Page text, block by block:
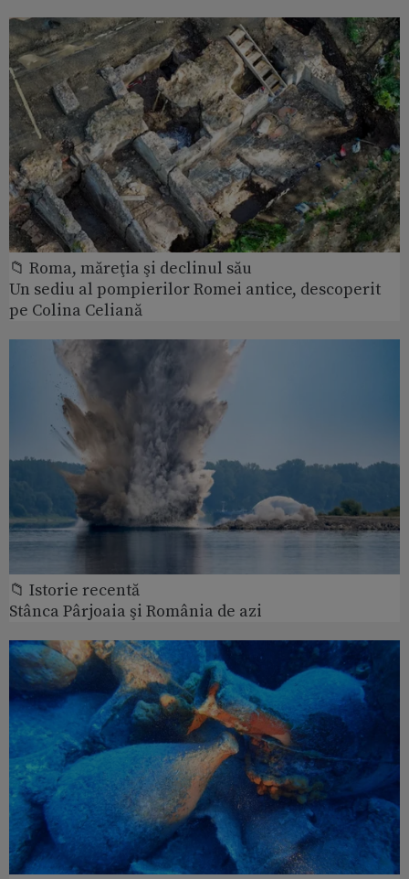
📁 Roma, măreţia şi declinul său
Un sediu al pompierilor Romei antice, descoperit
pe Colina Celiană
📁 Istorie recentă
Stânca Pârjoaia şi România de azi